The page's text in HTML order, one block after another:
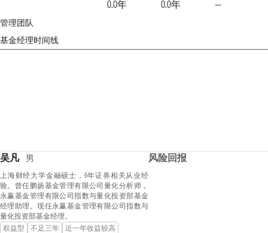
0.0年 0.0年 —
管理团队
基金经理时间线
吴凡 男
上海财经大学金融硕士，6年证券相关从业经
验。曾任鹏扬基金管理有限公司量化分析师，
永赢基金管理有限公司指数与量化投资部基金
经理助理。现任永赢基金管理有限公司指数与
量化投资部基金经理。
权益型
不足三年 近一年收益较高
风险回报